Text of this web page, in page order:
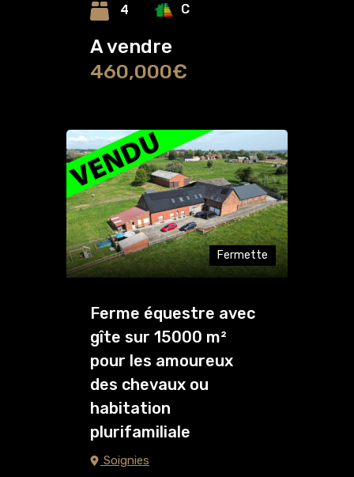
4 C
A vendre
460,000€
Fermette
Ferme équestre avec
gîte sur 15000 m²
pour les amoureux
des chevaux ou
habitation
plurifamiliale
Soignies